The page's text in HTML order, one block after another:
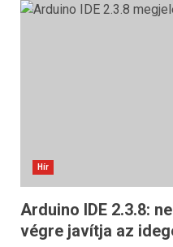
Hír
Arduino IDE 2.3.8:
végre javítja az